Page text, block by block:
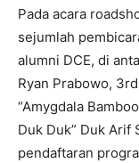
Pada acara
sejumlah
alumni DCE, di
Ryan Prabowo,
“Amygdala
Duk Duk” Duk Arif
pendaftaran